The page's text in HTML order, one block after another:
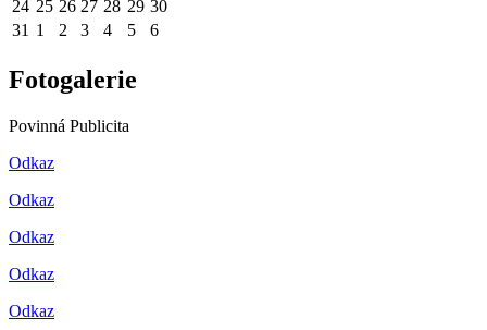
24 25 26 27 28 29 30
31 1 2 3 4 5 6
Fotogalerie
Povinná Publicita
Odkaz
Odkaz
Odkaz
Odkaz
Odkaz